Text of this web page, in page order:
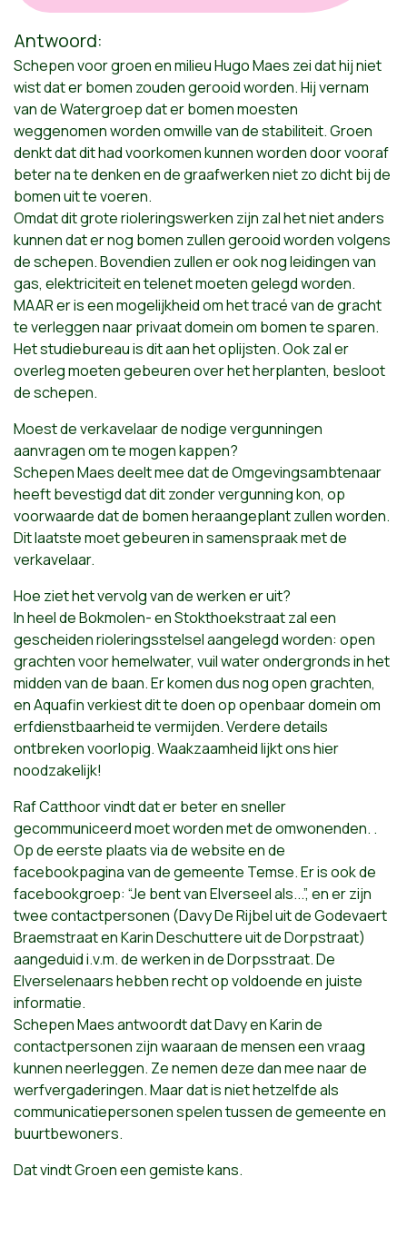
Antwoord:
Schepen voor groen en milieu Hugo Maes zei dat hij niet
wist dat er bomen zouden gerooid worden. Hij vernam
van de Watergroep dat er bomen moesten
weggenomen worden omwille van de stabiliteit. Groen
denkt dat dit had voorkomen kunnen worden door vooraf
beter na te denken en de graafwerken niet zo dicht bij de
bomen uit te voeren.
Omdat dit grote rioleringswerken zijn zal het niet anders
kunnen dat er nog bomen zullen gerooid worden volgens
de schepen. Bovendien zullen er ook nog leidingen van
gas, elektriciteit en telenet moeten gelegd worden.
MAAR er is een mogelijkheid om het tracé van de gracht
te verleggen naar privaat domein om bomen te sparen.
Het studiebureau is dit aan het oplijsten. Ook zal er
overleg moeten gebeuren over het herplanten, besloot
de schepen.
Moest de verkavelaar de nodige vergunningen
aanvragen om te mogen kappen?
Schepen Maes deelt mee dat de Omgevingsambtenaar
heeft bevestigd dat dit zonder vergunning kon, op
voorwaarde dat de bomen heraangeplant zullen worden.
Dit laatste moet gebeuren in samenspraak met de
verkavelaar.
Hoe ziet het vervolg van de werken er uit?
In heel de Bokmolen- en Stokthoekstraat zal een
gescheiden rioleringsstelsel aangelegd worden: open
grachten voor hemelwater, vuil water ondergronds in het
midden van de baan. Er komen dus nog open grachten,
en Aquafin verkiest dit te doen op openbaar domein om
erfdienstbaarheid te vermijden. Verdere details
ontbreken voorlopig. Waakzaamheid lijkt ons hier
noodzakelijk!
Raf Catthoor vindt dat er beter en sneller
gecommuniceerd moet worden met de omwonenden. .
Op de eerste plaats via de website en de
facebookpagina van de gemeente Temse. Er is ook de
facebookgroep: “Je bent van Elverseel als...”, en er zijn
twee contactpersonen (Davy De Rijbel uit de Godevaert
Braemstraat en Karin Deschuttere uit de Dorpstraat)
aangeduid i.v.m. de werken in de Dorpsstraat. De
Elverselenaars hebben recht op voldoende en juiste
informatie.
Schepen Maes antwoordt dat Davy en Karin de
contactpersonen zijn waaraan de mensen een vraag
kunnen neerleggen. Ze nemen deze dan mee naar de
werfvergaderingen. Maar dat is niet hetzelfde als
communicatiepersonen spelen tussen de gemeente en
buurtbewoners.
Dat vindt Groen een gemiste kans.